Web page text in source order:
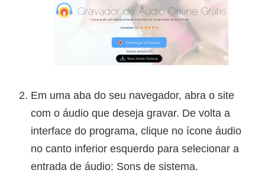
Em uma aba do seu navegador, abra o site
com o áudio que deseja gravar. De volta a
interface do programa, clique no ícone áudio
no canto inferior esquerdo para selecionar a
entrada de áudio: Sons de sistema.